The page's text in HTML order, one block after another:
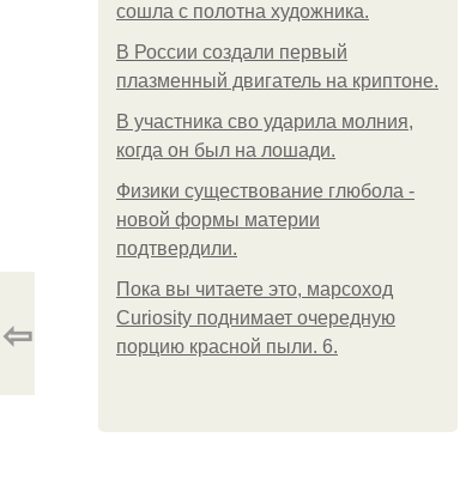
сошла с полотна художника.
В России создали первый
плазменный двигатель на криптоне.
В участника сво ударила молния,
когда он был на лошади.
Физики существование глюбола -
новой формы материи
подтвердили.
Пока вы читаете это, марсоход
Curiosity поднимает очередную
порцию красной пыли. 6.
⇦